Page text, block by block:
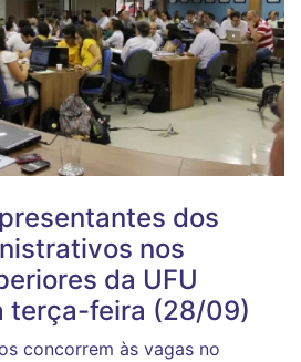
dos
nos
da UFU
terça-feira (28/09)
concorrem às vagas no